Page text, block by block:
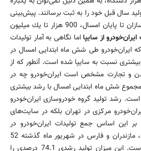
سال قبل خود را به ثبت برسانند. پیش‌بینی
این مدیر از تولیدات خودروسازان تا پایان امسال، 900 هزار تا یك میلیون
از سایپااما نگاهی به آمار تولیدات
ایران‌خودرو طی شش ماه ابتدایی امسال در
نسبت به سایپا شده است. آنطور كه از
و تجارت مشخص است ایران‌خودرو چه در
شش ماه ابتدایی امسال با رشد بیشتری
رشد تولید گروه خودروسازی ایران‌خودرو
مركزی در تهران بلكه در سایت‌های
این اساس جمع تولیدات ایران‌خودرو در
سایت‌های مركزی، خراسان، مازندران و فارس در شهریور ماه گذشته 52
هزار و 988 دستگاه بوده است. این میزان تولید رشدی 74.1 درصدی را